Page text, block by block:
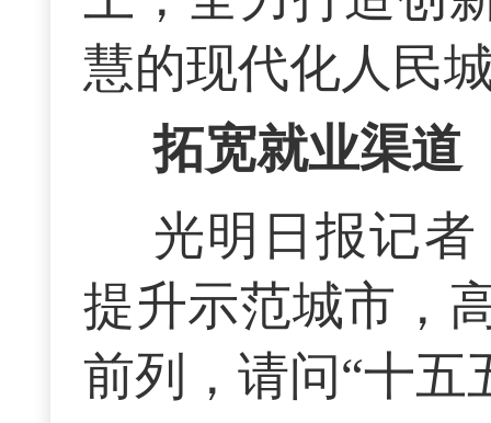
慧的现代化人民
拓宽就业渠
光明日报记
提升示范城市，
前列，请问“十五